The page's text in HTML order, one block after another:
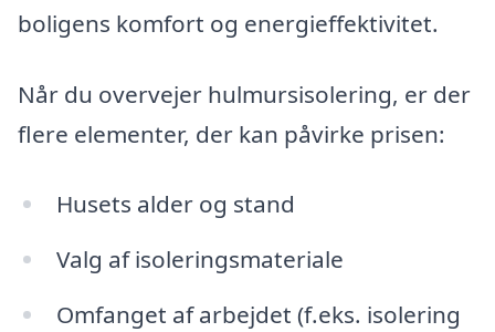
boligens komfort og energieffektivitet.
Når du overvejer hulmursisolering, er der
flere elementer, der kan påvirke prisen:
Husets alder og stand
Valg af isoleringsmateriale
Omfanget af arbejdet (f.eks. isolering